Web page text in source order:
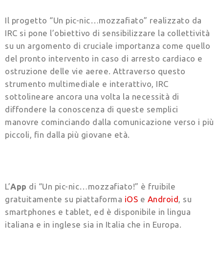
Il progetto “Un pic-nic…mozzafiato” realizzato da
IRC si pone l’obiettivo di sensibilizzare la collettività
su un argomento di cruciale importanza come quello
del pronto intervento in caso di arresto cardiaco e
ostruzione delle vie aeree. Attraverso questo
strumento multimediale e interattivo, IRC
sottolineare ancora una volta la necessità di
diffondere la conoscenza di queste semplici
manovre cominciando dalla comunicazione verso i più
piccoli, fin dalla più giovane età.
L’App di “Un pic-nic…mozzafiato!” è fruibile
gratuitamente su piattaforma iOS e Android , su
smartphones e tablet, ed è disponibile in lingua
italiana e in inglese sia in Italia che in Europa.